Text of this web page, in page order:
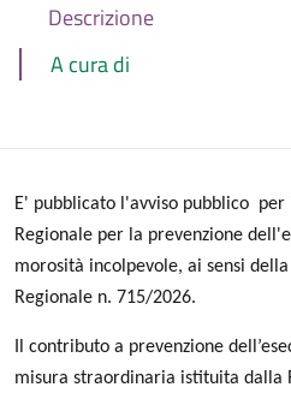
Descrizione
A cura di
E' pubblicato l'avviso pubblico
Regionale per la prevenzione
morosità incolpevole, ai sensi
Regionale n. 715/2026.
Il contributo a prevenzione
misura straordinaria istituita dalla